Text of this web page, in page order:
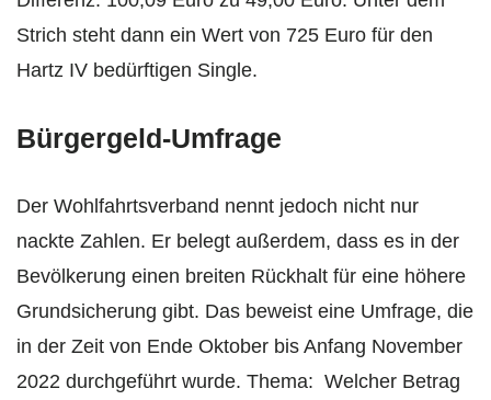
Strich steht dann ein Wert von 725 Euro für den
Hartz IV bedürftigen Single.
Bürgergeld-Umfrage
Der Wohlfahrtsverband nennt jedoch nicht nur
nackte Zahlen. Er belegt außerdem, dass es in der
Bevölkerung einen breiten Rückhalt für eine höhere
Grundsicherung gibt. Das beweist eine Umfrage, die
in der Zeit von Ende Oktober bis Anfang November
2022 durchgeführt wurde. Thema: Welcher Betrag